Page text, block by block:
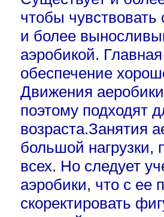
чтобы
и более
аэробикой.
обеспечение
Движения
поэтому подходят
возраста.Занятия
большой нагрузки,
всех. Но следует
аэробики, что с
скоректировать